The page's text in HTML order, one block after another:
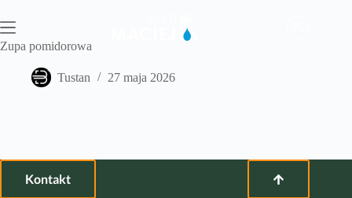
do
treści
Zupa pomidorowa
Tustan 27 maja 2026
Kontakt